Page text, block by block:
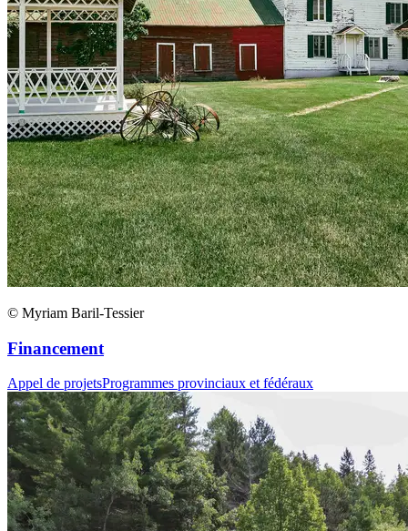
© Myriam Baril-Tessier
Financement
Appel de projetsProgrammes provinciaux et fédéraux